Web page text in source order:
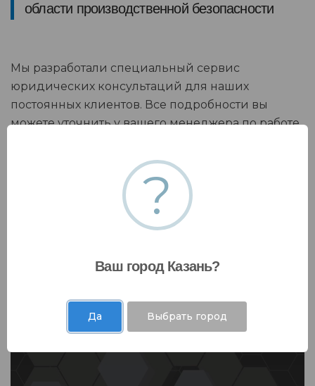
области производственной безопасности
Мы разработали специальный сервис
юридических консультаций для наших
постоянных клиентов. Все подробности вы
можете уточнить у вашего менеджера по работе
?
Ваш город Казань?
Да Выбрать город